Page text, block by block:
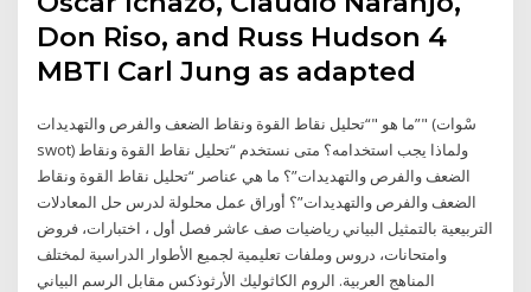
Don Riso, and Russ Hudson 4
MBTI Carl Jung as adapted
ما هو "“تحليل نقاط القوة ونقاط الضعف والفرص والتهديدات”" (سْوات
swot) ولماذا يجب استخدامه؟ متى نستخدم “تحليل نقاط القوة ونقاط
الضعف والفرص والتهديدات”؟ ما هي عناصر “تحليل نقاط القوة ونقاط
الضعف والفرص والتهديدات”؟ أوراق عمل محلولة لدرس حل المعادلات
التربيعية بالتمثيل البياني رياضيات صف عاشر فصل أول ، اختبارات، فروض
وامتحانات، دروس وملفات تعليمية لجميع الأطوار الدراسية لمختلف
المناهج العربية. الروم الكاثوليك الأرثوذكس مقابل الرسم البياني